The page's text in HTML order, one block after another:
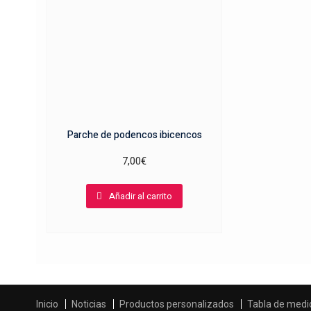
Parche de podencos ibicencos
7,00€
Añadir al carrito
Inicio Noticias Productos personalizados Tabla de